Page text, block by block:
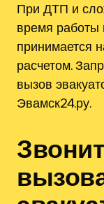
При ДТП и
время работы
принимается
расчетом.
вызов
Эвамск24.ру.